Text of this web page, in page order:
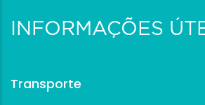
INFORMAÇÕES
Transporte